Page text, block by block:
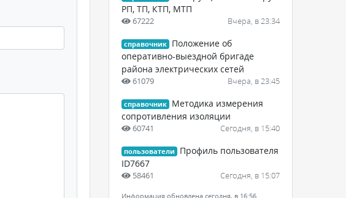
РП, ТП, КТП, МТП
67222 Вчера, в 23:34
справочник
Положение об
оперативно-выездной бригаде
района электрических сетей
61079 Вчера, в 23:45
справочник
Методика измерения
сопротивления изоляции
60741 Сегодня, в 15:40
пользователи
Профиль пользователя
ID7667
58461 Сегодня, в 15:07
Информация обновлена сегодня, в 16:56